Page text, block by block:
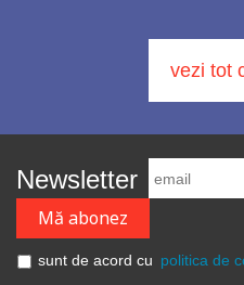
vezi tot
Newsletter
sunt de acord cu politica de